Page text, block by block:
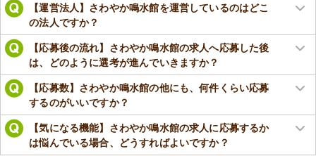
【運営法人】さわやか鳴水館を運営しているのはどこ
の法人ですか？
【応募後の流れ】さわやか鳴水館の求人へ応募した後
は、どのように選考が進んでいきますか？
【応募数】さわやか鳴水館の他にも、何件くらい応募
するのがいいですか？
【気になる機能】さわやか鳴水館の求人に応募するか
は悩んでいる場合、どうすればよいですか？